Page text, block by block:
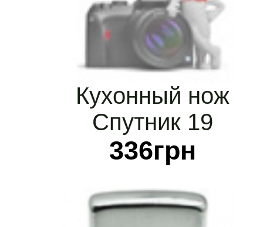
336грн
Кухонный нож
Спутник 19
бисквитный